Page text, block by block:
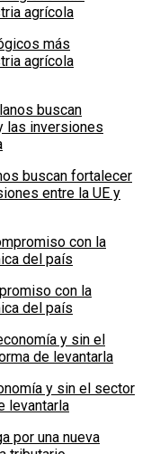
más
agrícola
buscan fortalecer
entre la UE y
con la
del país
y sin el sector
levantarla